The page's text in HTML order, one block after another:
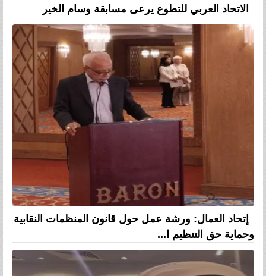
الاتحاد العربي للتطوع يرعى مسابقة وسام الخير
إتحاد العمال: ورشة عمل حول قانون المنظمات النقابية
وحماية حق التنظيم ا...